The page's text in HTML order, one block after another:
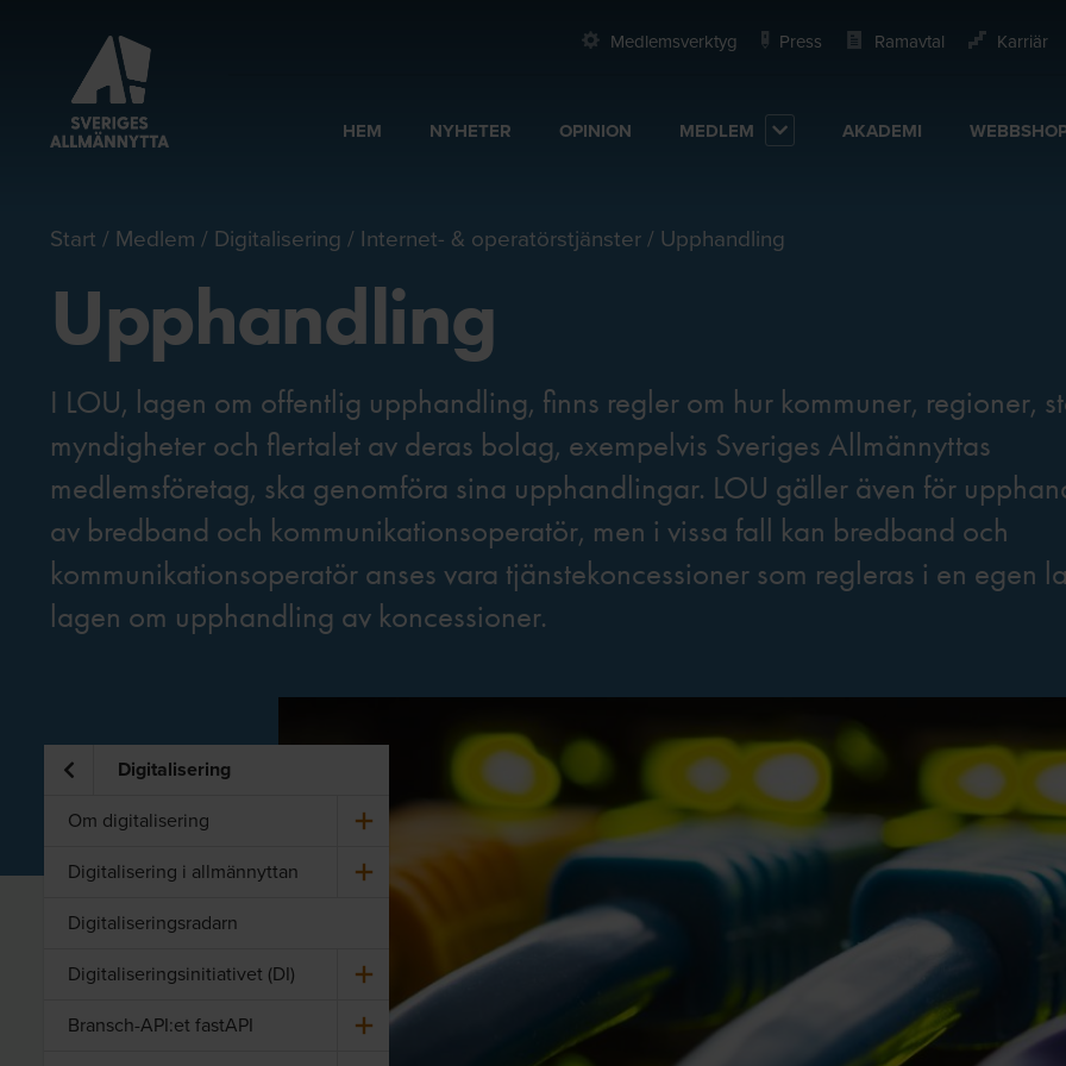
Medlemsverktyg Press Ramavtal Karriär
HEM NYHETER OPINION MEDLEM AKADEMI
Start Medlem Digitalisering Internet- & operatörstjänster Upphandling
Upphandling
I LOU, lagen om offentlig upphandling, finns regler om hur kommuner, regioner,
myndigheter och flertalet av deras bolag, exempelvis Sveriges Allmännyttas
medlemsföretag, ska genomföra sina upphandlingar. LOU gäller även för
av bredband och kommunikationsoperatör, men i vissa fall kan bredband och
kommunikationsoperatör anses vara tjänstekoncessioner som regleras i en egen
lagen om upphandling av koncessioner.
Digitalisering
Om di­gi­ta­li­se­ring
Di­gi­ta­li­se­ring i all­män­nyt­tan
Digitaliseringsradarn
Di­gi­ta­li­se­rings­i­ni­ti­a­ti­vet (DI)
Bransch-​API:et fas­tA­PI